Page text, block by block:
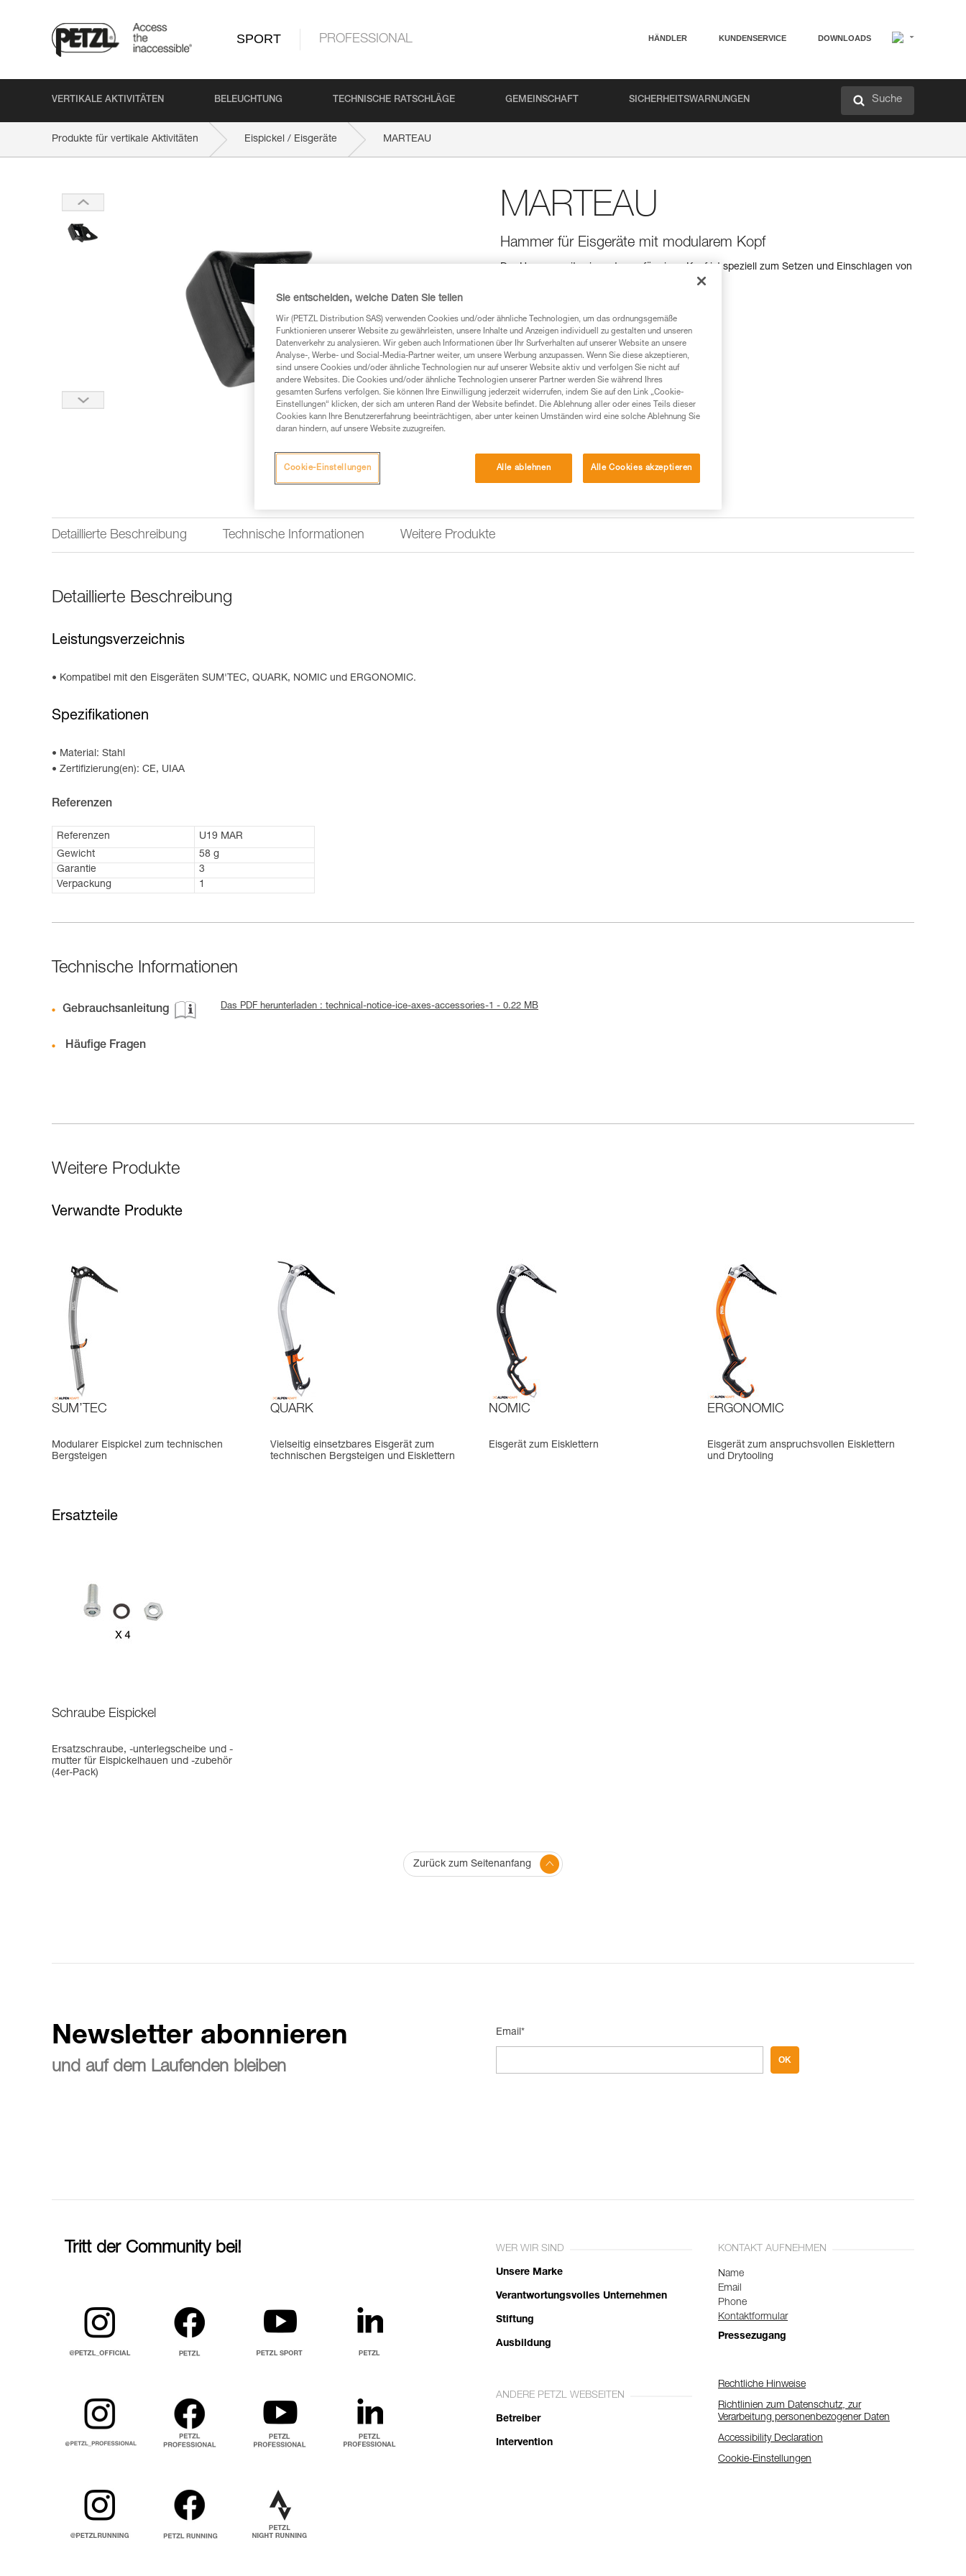
SPORT PROFESSIONAL HÄNDLER KUNDENSERVICE DOWNLOADS
VERTIKALE AKTIVITÄTEN BELEUCHTUNG TECHNISCHE RATSCHLÄGE GEMEINSCHAFT SICHERHEITSWARNUNGEN Suche
Produkte für vertikale Aktivitäten Eispickel / Eisgeräte MARTEAU
MARTEAU
Hammer für Eisgeräte mit modularem Kopf
Der Hammer mit seinem trapezförmigen Kopf ist speziell zum Setzen und Einschlagen von
Einen Händler finden
Detaillierte Beschreibung Technische Informationen Weitere Produkte
Detaillierte Beschreibung
Leistungsverzeichnis
Kompatibel mit den Eisgeräten SUM'TEC, QUARK, NOMIC und ERGONOMIC.
Spezifikationen
Material: Stahl
Zertifizierung(en): CE, UIAA
Referenzen
Referenzen
U19 MAR
Gewicht
58 g
Garantie
3
Verpackung
1
Technische Informationen
Gebrauchsanleitung Das PDF herunterladen : technical-notice-ice-axes-accessories-1 - 0.22 MB
Häufige Fragen
Weitere Produkte
Verwandte Produkte
SUM’TEC
Modularer Eispickel zum technischen
Bergsteigen
QUARK
Vielseitig einsetzbares Eisgerät zum
technischen Bergsteigen und Eisklettern
NOMIC
Eisgerät zum Eisklettern
ERGONOMIC
Eisgerät zum anspruchsvollen Eisklettern
und Drytooling
Ersatzteile
Schraube Eispickel
Ersatzschraube, -unterlegscheibe und -
mutter für Eispickelhauen und -zubehör
(4er-Pack)
Zurück zum Seitenanfang
Newsletter abonnieren
und auf dem Laufenden bleiben
Email*
OK
Tritt der Community bei! WER WIR SIND
Unsere Marke
Verantwortungsvolles Unternehmen
Stiftung
Ausbildung
ANDERE PETZL WEBSEITEN
Betreiber
Intervention
KONTAKT AUFNEHMEN
Name
Email
Phone
Kontaktformular
Pressezugang
Rechtliche Hinweise
Richtlinien zum Datenschutz, zur
Verarbeitung personenbezogener Daten
Accessibility Declaration
Cookie-Einstellungen
Sie entscheiden, welche Daten Sie teilen
Wir (PETZL Distribution SAS) verwenden Cookies und/oder ähnliche Technologien, um das ordnungsgemäße
Funktionieren unserer Website zu gewährleisten, unsere Inhalte und Anzeigen individuell zu gestalten und unseren
Datenverkehr zu analysieren. Wir geben auch Informationen über Ihr Surfverhalten auf unserer Website an unsere
Analyse-, Werbe- und Social-Media-Partner weiter, um unsere Werbung anzupassen. Wenn Sie diese akzeptieren,
sind unsere Cookies und/oder ähnliche Technologien nur auf unserer Website aktiv und verfolgen Sie nicht auf
andere Websites. Die Cookies und/oder ähnliche Technologien unserer Partner werden Sie während Ihres
gesamten Surfens verfolgen. Sie können Ihre Einwilligung jederzeit widerrufen, indem Sie auf den Link „Cookie-
Einstellungen“ klicken, der sich am unteren Rand der Website befindet. Die Ablehnung aller oder eines Teils dieser
Cookies kann Ihre Benutzererfahrung beeinträchtigen, aber unter keinen Umständen wird eine solche Ablehnung Sie
daran hindern, auf unsere Website zuzugreifen.
Alle ablehnen Alle Cookies akzeptieren
Cookie-Einstellungen